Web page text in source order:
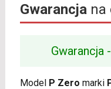
Gwarancjana
Gwarancja -
Model P Zero marki